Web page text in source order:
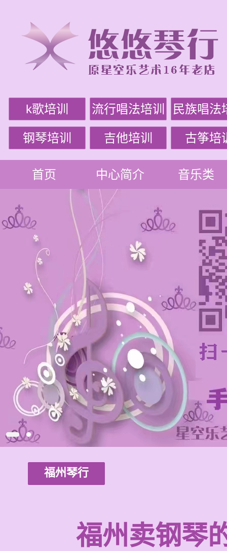
k歌培训 流行唱法培训 民族唱法
钢琴培训 吉他培训 古筝培
首页 中心简介 音乐类
福州琴行
福州卖钢琴